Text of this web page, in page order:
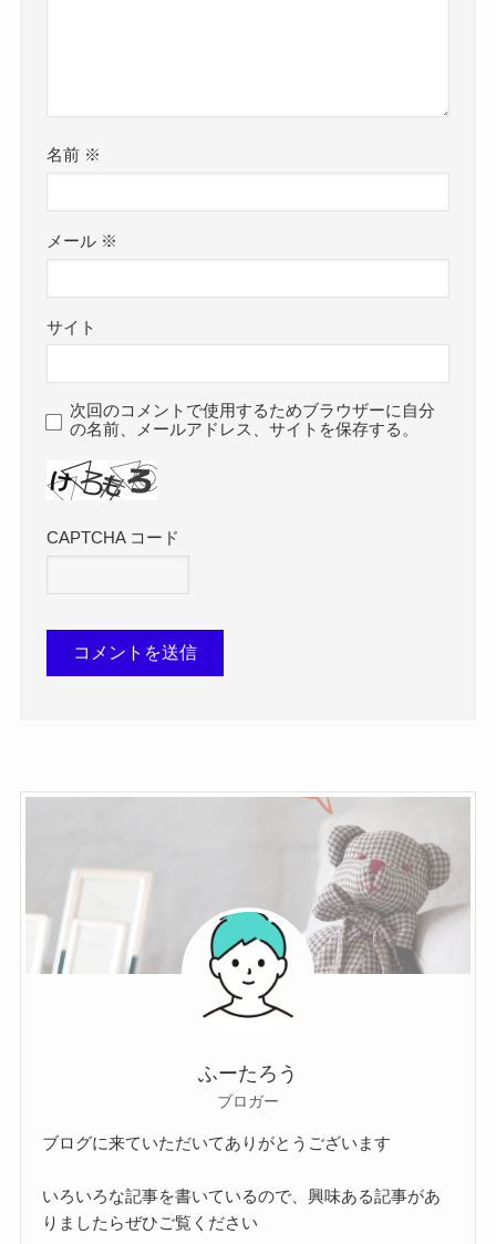
名前 ※
メール ※
サイト
次回のコメントで使用するためブラウザーに自分
の名前、メールアドレス、サイトを保存する。
CAPTCHA コード
ふーたろう
ブロガー
ブログに来ていただいてありがとうございます
いろいろな記事を書いているので、興味ある記事があ
りましたらぜひご覧ください